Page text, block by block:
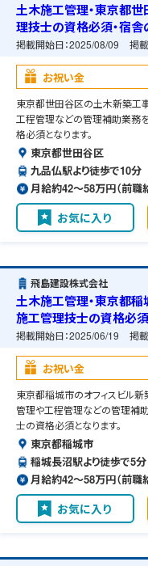
土木施工管理・東京都
理技士の資格必須・宿
掲載開始日：2025/08/09 掲
お祝い金
東京都世田谷区の土木新築工
工程管理などの管理補助業務
格必須となります。
東京都世田谷区
九品仏駅より徒歩で10分
月給約42〜58万円（前職
お気に入り
飛島建設株式会社
土木施工管理・東京都稲
施工管理技士の資格必
掲載開始日：2025/06/19 掲
お祝い金
東京都稲城市のオフィスビル
管理や工程管理などの管理補
士の資格必須となります。
東京都稲城市
稲城長沼駅より徒歩で5分
月給約42〜58万円（前職
お気に入り